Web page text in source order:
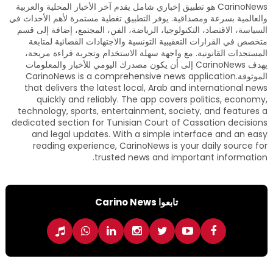
CarinoNews هو تطبيق إخباري شامل يقدم آخر الأخبار المحلية والعربية
والعالمية بسرعة ومصداقية. يوفر التطبيق تغطية مستمرة لأهم الأحداث في
السياسة، الاقتصاد، التكنولوجيا، الرياضة، الفن، المجتمع، إضافة إلى قسم
متخصص في القرارات التعقيبية التونسية والاجتهادات القضائية لمتابعة
المستجدات القانونية. مع واجهة سهلة الاستخدام وتجربة قراءة مريحة،
يهدف CarinoNews إلى أن يكون مصدرك اليومي للأخبار والمعلومات
الموثوقة.CarinoNews is a comprehensive news application
that delivers the latest local, Arab and international news
quickly and reliably. The app covers politics, economy,
technology, sports, entertainment, society, and features a
dedicated section for Tunisian Court of Cassation decisions
and legal updates. With a simple interface and an easy
reading experience, CarinoNews is your daily source for
trusted news and important information.
تابعوا Carino News